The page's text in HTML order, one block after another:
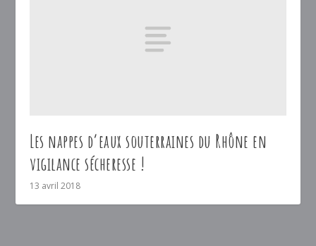
Les nappes d’eaux souterraines du Rhône en
vigilance sécheresse !
13 avril 2018